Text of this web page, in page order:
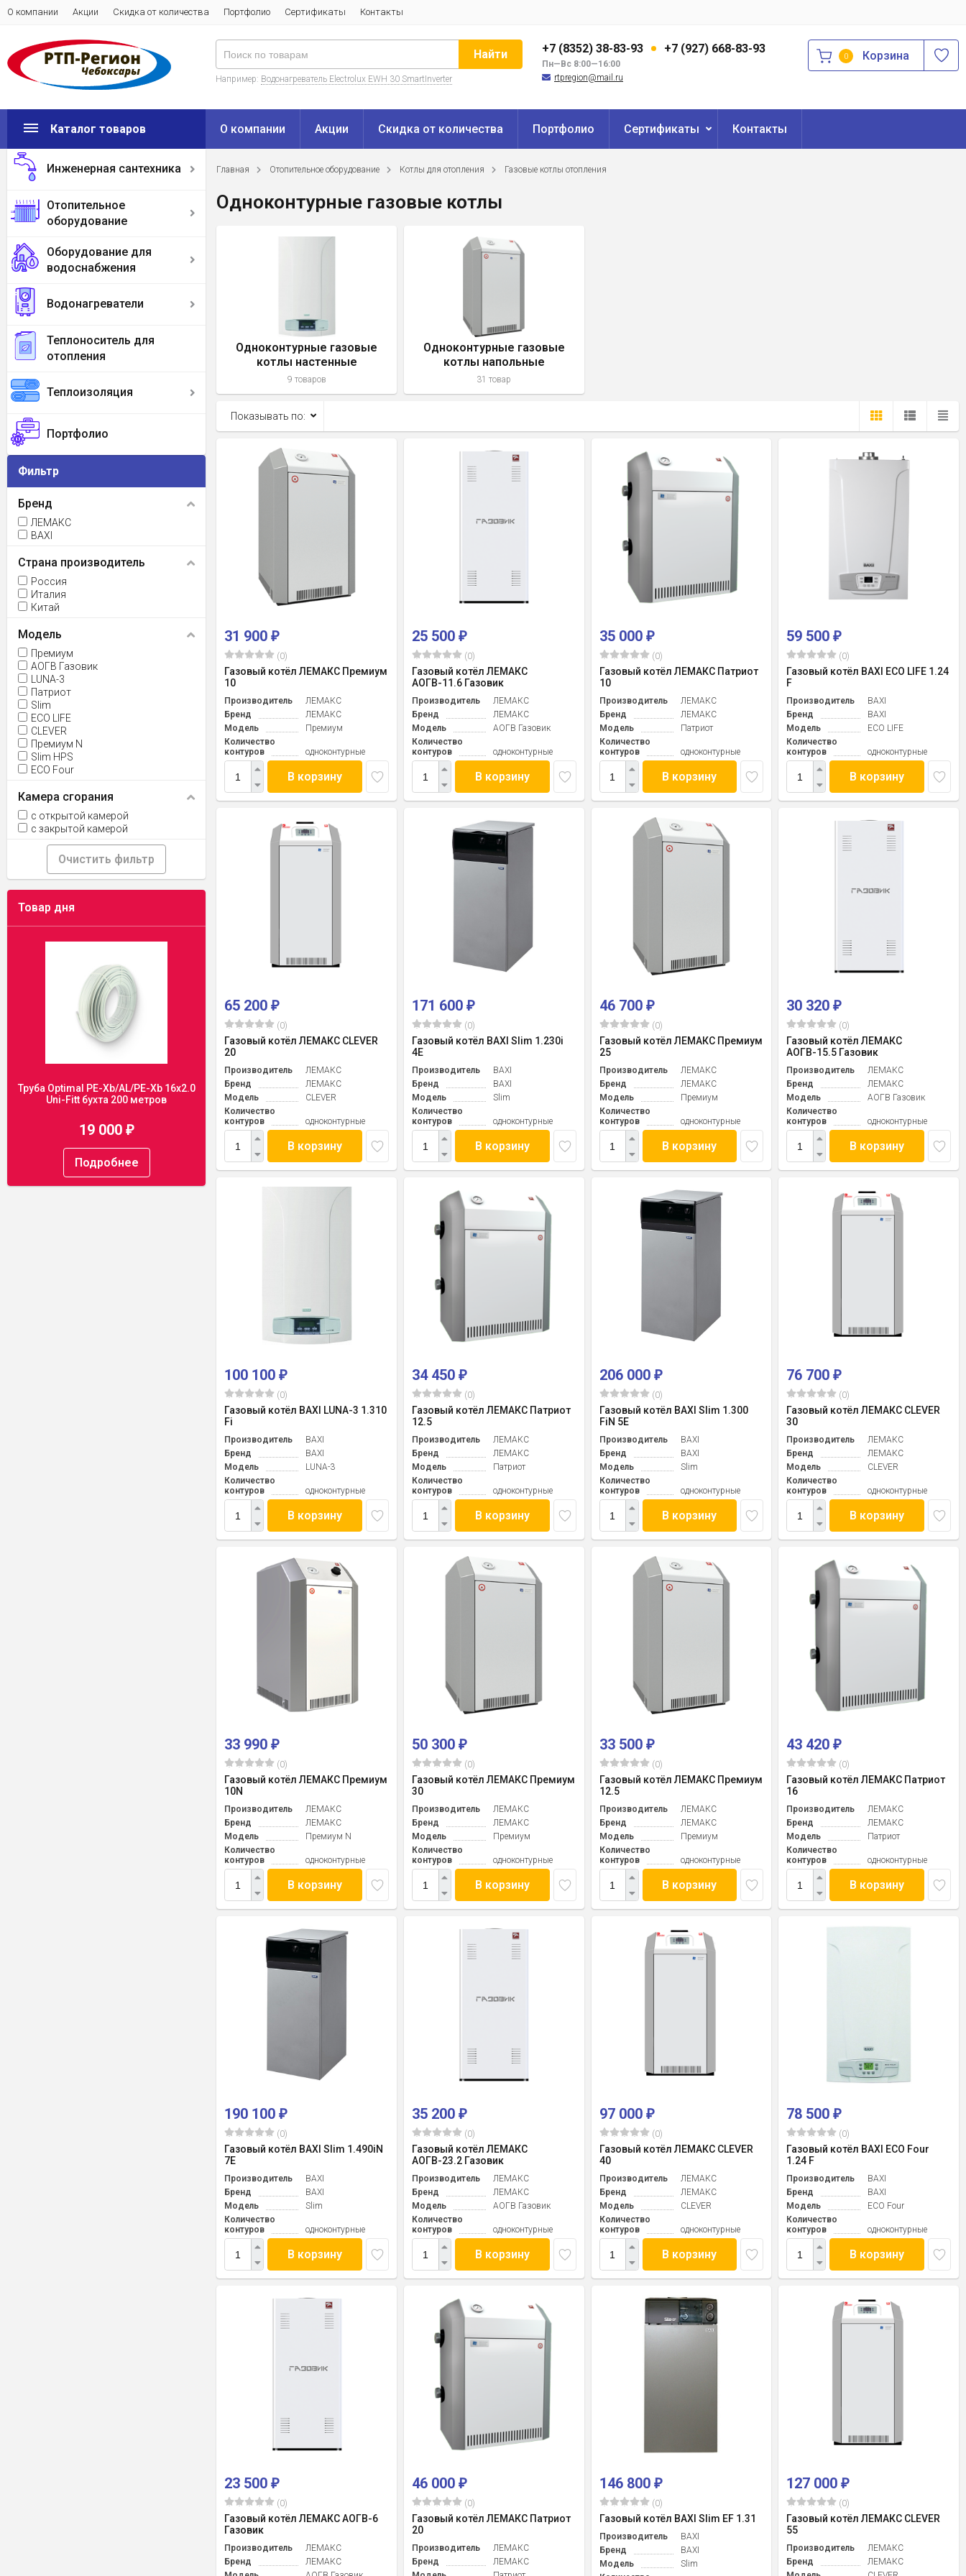
О компании Акции Скидка от количества Портфолио Сертификаты Контакты
+7 (8352) 38-83-93 +7 (927) 668-83-93
Пн—Вс 8:00—16:00
rtpregion@mail.ru
Найти
Например: Водонагреватель Electrolux EWH 30 SmartInverter
0 Корзина
Каталог товаров
Инженерная сантехника
Отопительное
оборудование
Оборудование для
водоснабжения
Водонагреватели
Теплоноситель для
отопления
Теплоизоляция
Портфолио
О компании Акции Скидка от количества Портфолио Сертификаты Контакты
Фильтр
Бренд
ЛЕМАКС
BAXI
Страна производитель
Россия
Италия
Китай
Модель
Премиум
АОГВ Газовик
LUNA-3
Патриот
Slim
ECO LIFE
CLEVER
Премиум N
Slim HPS
ECO Four
Камера сгорания
с открытой камерой
с закрытой камерой
Очистить фильтр
Товар дня
Труба Optimal PE-Xb/AL/PE-Xb 16x2.0
Uni-Fitt бухта 200 метров
19 000 ₽
Подробнее
Главная Отопительное оборудование Котлы для отопления Газовые котлы отопления
Одноконтурные газовые котлы
Одноконтурные газовые
котлы настенные
9 товаров
Одноконтурные газовые
котлы напольные
31 товар
Показывать по:
31 900₽
(0)
Газовый котёл ЛЕМАКС Премиум
10
Производитель
ЛЕМАКС
Бренд
ЛЕМАКС
Модель
Премиум
Количество
контуров
одноконтурные
В корзину
25 500 ₽
(0)
Газовый котёл ЛЕМАКС
АОГВ-11.6 Газовик
Производитель
ЛЕМАКС
Бренд
ЛЕМАКС
Модель
АОГВ Газовик
Количество
контуров
одноконтурные
В корзину
35 000 ₽
(0)
Газовый котёл ЛЕМАКС Патриот
10
Производитель
ЛЕМАКС
Бренд
ЛЕМАКС
Модель
Патриот
Количество
контуров
одноконтурные
В корзину
59 500₽
(0)
Газовый котёл BAXI ECO LIFE 1.24
F
Производитель
BAXI
Бренд
BAXI
Модель
ECO LIFE
Количество
контуров
одноконтурные
В корзину
65 200₽
(0)
Газовый котёл ЛЕМАКС CLEVER
20
Производитель
ЛЕМАКС
Бренд
ЛЕМАКС
Модель
CLEVER
Количество
контуров
одноконтурные
В корзину
171 600 ₽
(0)
Газовый котёл BAXI Slim 1.230i
4Е
Производитель
BAXI
Бренд
BAXI
Модель
Slim
Количество
контуров
одноконтурные
В корзину
46 700 ₽
(0)
Газовый котёл ЛЕМАКС Премиум
25
Производитель
ЛЕМАКС
Бренд
ЛЕМАКС
Модель
Премиум
Количество
контуров
одноконтурные
В корзину
30 320₽
(0)
Газовый котёл ЛЕМАКС
АОГВ-15.5 Газовик
Производитель
ЛЕМАКС
Бренд
ЛЕМАКС
Модель
АОГВ Газовик
Количество
контуров
одноконтурные
В корзину
100 100₽
(0)
Газовый котёл BAXI LUNA-3 1.310
Fi
Производитель
BAXI
Бренд
BAXI
Модель
LUNA-3
Количество
контуров
одноконтурные
В корзину
34 450 ₽
(0)
Газовый котёл ЛЕМАКС Патриот
12.5
Производитель
ЛЕМАКС
Бренд
ЛЕМАКС
Модель
Патриот
Количество
контуров
одноконтурные
В корзину
206 000 ₽
(0)
Газовый котёл BAXI Slim 1.300
FiN 5Е
Производитель
BAXI
Бренд
BAXI
Модель
Slim
Количество
контуров
одноконтурные
В корзину
76 700₽
(0)
Газовый котёл ЛЕМАКС CLEVER
30
Производитель
ЛЕМАКС
Бренд
ЛЕМАКС
Модель
CLEVER
Количество
контуров
одноконтурные
В корзину
33 990₽
(0)
Газовый котёл ЛЕМАКС Премиум
10N
Производитель
ЛЕМАКС
Бренд
ЛЕМАКС
Модель
Премиум N
Количество
контуров
одноконтурные
В корзину
50 300 ₽
(0)
Газовый котёл ЛЕМАКС Премиум
30
Производитель
ЛЕМАКС
Бренд
ЛЕМАКС
Модель
Премиум
Количество
контуров
одноконтурные
В корзину
33 500 ₽
(0)
Газовый котёл ЛЕМАКС Премиум
12.5
Производитель
ЛЕМАКС
Бренд
ЛЕМАКС
Модель
Премиум
Количество
контуров
одноконтурные
В корзину
43 420₽
(0)
Газовый котёл ЛЕМАКС Патриот
16
Производитель
ЛЕМАКС
Бренд
ЛЕМАКС
Модель
Патриот
Количество
контуров
одноконтурные
В корзину
190 100₽
(0)
Газовый котёл BAXI Slim 1.490iN
7Е
Производитель
BAXI
Бренд
BAXI
Модель
Slim
Количество
контуров
одноконтурные
В корзину
35 200 ₽
(0)
Газовый котёл ЛЕМАКС
АОГВ-23.2 Газовик
Производитель
ЛЕМАКС
Бренд
ЛЕМАКС
Модель
АОГВ Газовик
Количество
контуров
одноконтурные
В корзину
97 000 ₽
(0)
Газовый котёл ЛЕМАКС CLEVER
40
Производитель
ЛЕМАКС
Бренд
ЛЕМАКС
Модель
CLEVER
Количество
контуров
одноконтурные
В корзину
78 500₽
(0)
Газовый котёл BAXI ECO Four
1.24 F
Производитель
BAXI
Бренд
BAXI
Модель
ECO Four
Количество
контуров
одноконтурные
В корзину
23 500₽
(0)
Газовый котёл ЛЕМАКС АОГВ-6
Газовик
Производитель
ЛЕМАКС
Бренд
ЛЕМАКС
46 000 ₽
(0)
Газовый котёл ЛЕМАКС Патриот
20
Производитель
ЛЕМАКС
Бренд
ЛЕМАКС
146 800 ₽
(0)
Газовый котёл BAXI Slim EF 1.31
Производитель
BAXI
Бренд
BAXI
Модель
Slim
127 000₽
(0)
Газовый котёл ЛЕМАКС CLEVER
55
Производитель
ЛЕМАКС
Бренд
ЛЕМАКС